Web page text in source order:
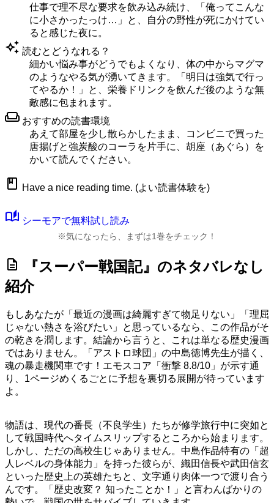
仕事で理不尽な要求を飲み込み続け、「俺ってこんな
に小さかったっけ…」と、自分の野性が死にかけてい
ると感じた夜に。
auto_awesome 読むとどうなれる？
細かい悩み事がどうでもよくなり、体の中からマグマ
のようなやる気が湧いてきます。「明日は強気で行っ
てやるか！」と、栄養ドリンクを飲んだ後のような無
敵感に包まれます。
weekend おすすめの読書環境
あえて部屋を少し散らかしたまま、コンビニで買った
唐揚げと強炭酸のコーラを片手に、胡座（あぐら）を
かいて読んでください。
book Have a nice reading time. (よい読書体験を)
auto_stories シーモアで無料試し読み
※気になったら、まずは1巻をチェック！
description
『スーパー戦国記』のネタバレなし
紹介
もしあなたが「最近の漫画は綺麗すぎて物足りない」「理屈
じゃない熱さを浴びたい」と思っているなら、この作品がそ
の乾きを潤します。結論から言うと、これは単なる歴史漫画
ではありません。「アストロ球団」の中島徳博先生が描く、
魂の暴走機関車です！ エモスコア「衝撃 8.8/10」 が示す通
り、1ページめくるごとに予想を裏切る展開が待っています
よ。
物語は、現代の番長（不良学生）たちが修学旅行中に突如と
して戦国時代へタイムスリップするところから始まります。
しかし、ただの高校生じゃありません。中島作品特有の「超
人レベルの身体能力」を持った彼らが、織田信長や武田信玄
といった歴史上の英雄たちと、文字通り肉体一つで渡り合う
んです。「歴史改変？ 知ったことか！」と言わんばかりの